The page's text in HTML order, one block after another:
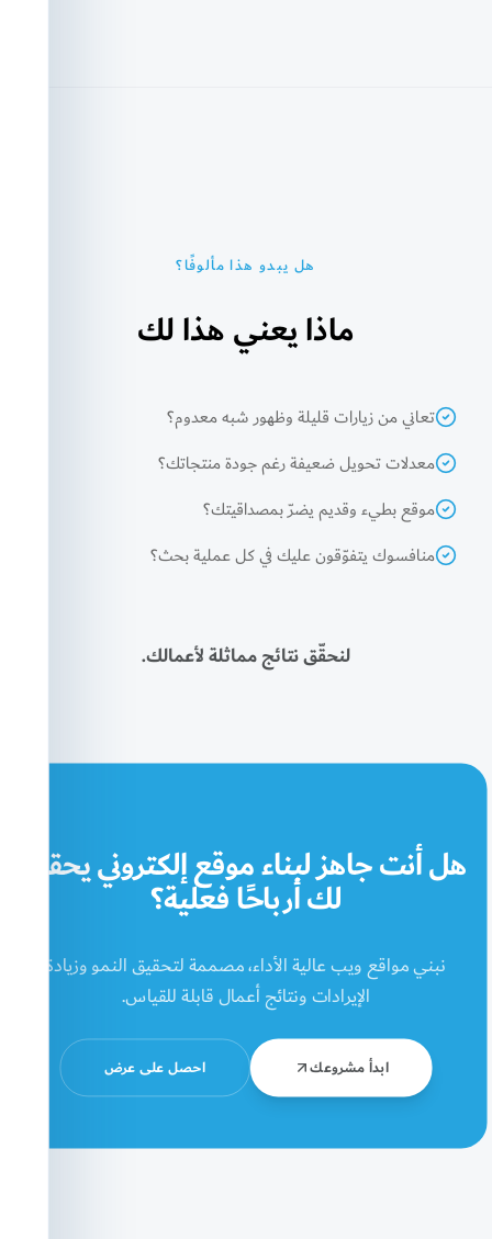
هل يبدو هذا مألوفًا؟
ماذا يعني هذا لك
تعاني من زيارات قليلة وظهور شبه معدوم؟
معدلات تحويل ضعيفة رغم جودة منتجاتك؟
موقع بطيء وقديم يضرّ بمصداقيتك؟
منافسوك يتفوّقون عليك في كل عملية بحث؟
لنحقّق نتائج مماثلة لأعمالك.
هل أنت جاهز لبناء موقع إلكتروني يحقق
لك أرباحًا فعلية؟
نبني مواقع ويب عالية الأداء، مصممة لتحقيق النمو وزيادة
الإيرادات ونتائج أعمال قابلة للقياس.
ابدأ مشروعك احصل على عرض